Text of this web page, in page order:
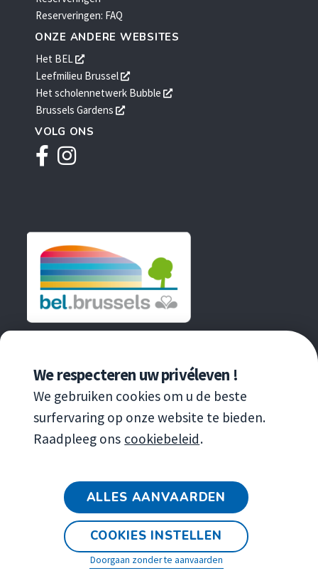
We respecteren uw privéleven !
We gebruiken cookies om u de beste
surfervaring op onze website te bieden.
Raadpleeg ons cookiebeleid.
ALLES AANVAARDEN
Doorgaan zonder te aanvaarden
COOKIES INSTELLEN
Reserveringen: FAQ
ONZE ANDERE WEBSITES
Het BEL
opent
een
nieuw
venster
Leefmilieu Brussel
opent
een
Het scholennetwerk Bubble
opent
Brussels Gardens
opent
VOLG ONS
Facebook
Instagram
EEN INITIATIEF VAN
Copyright
© 2020 Leefmilieu Brussel
Algemene verkoopvoorwaarden van de
tentoonstelling
Wettelijke bepalingen
Toegankelijkheidsverklaring